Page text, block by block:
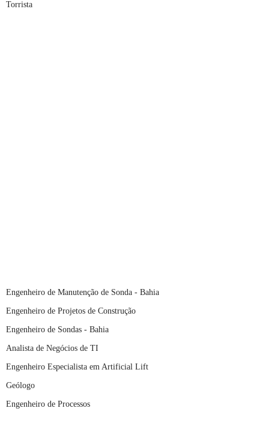
Torrista
Engenheiro de Manutenção de Sonda - Bahia
Engenheiro de Projetos de Construção
Engenheiro de Sondas - Bahia
Analista de Negócios de TI
Engenheiro Especialista em Artificial Lift
Geólogo
Engenheiro de Processos